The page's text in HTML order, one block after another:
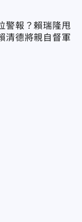
警報？賴瑞隆甩
德將親自督軍